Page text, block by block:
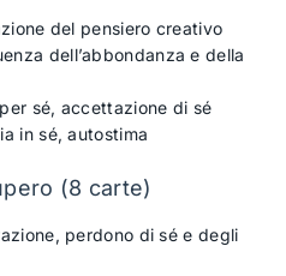
del pensiero creativo
dell’abbondanza e della
sé, accettazione di sé
in sé, autostima
(8 carte)
perdono di sé e degli